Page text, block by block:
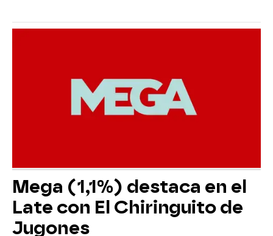
Mega (1,1%) destaca en el
Late con El Chiringuito de
Jugones